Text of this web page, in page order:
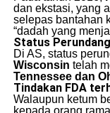
dan ekstasi, yang
selepas bantahan
“dadah yang
Status
Di AS, status
Wisconsin telah
Tennessee dan
Tindakan FDA
Walaupun ketum
kepada orang